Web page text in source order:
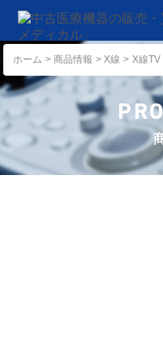
ホーム
事業案内
商品情報
お知らせ
ホーム 商品情報 X線 X線TV